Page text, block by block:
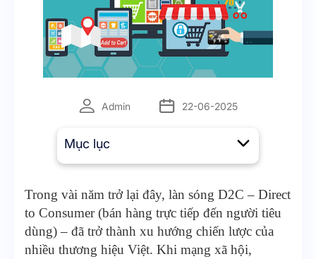
Admin 22-06-2025
Mục lục
Trong vài năm trở lại đây, làn sóng D2C – Direct
to Consumer (bán hàng trực tiếp đến người tiêu
dùng) – đã trở thành xu hướng chiến lược của
nhiều thương hiệu Việt. Khi mạng xã hội,